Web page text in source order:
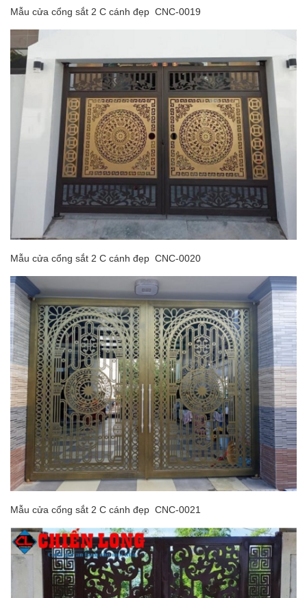
Mẫu cửa cổng sắt 2 C cánh đẹp CNC-0019
Mẫu cửa cổng sắt 2 C cánh đẹp CNC-0020
Mẫu cửa cổng sắt 2 C cánh đẹp CNC-0021